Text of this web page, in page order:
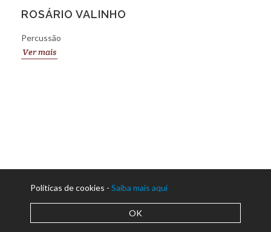
ROSÁRIO VALINHO
Percussão
Ver mais
Políticas de cookies - Saiba mais aqui
OK